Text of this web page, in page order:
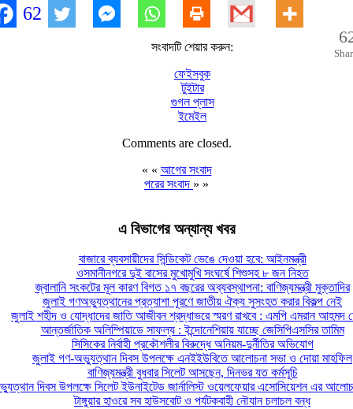
62
সংবাদটি শেয়ার করুন:
ফেইসবুক
টুইটার
গুগল প্লাস
ইমেইল
Comments are closed.
« « আগের সংবাদ
পরের সংবাদ » »
এ বিভাগের অন্যান্য খবর
বাজারে ব্যবসায়ীদের সিন্ডিকেট ভেঙে দেওয়া হবে: আইনমন্ত্রী
ওসমানীনগরে দুই বাসের মুখোমুখি সংঘর্ষে শিশুসহ ৮ জন নিহত
জ্বালানি সংকটের মূল কারণ বিগত ১৭ বছরের অব্যবস্থাপনা: বাণিজ্যমন্ত্রী মুক্তাদির
জুলাই গণঅভ্যুত্থানের প্রত্যাশা পূরণে জাতীয় ঐক্য সুসংহত করার বিকল্প নেই
জুলাই শহীদ ও যোদ্ধাদের জাতি আজীবন শ্রদ্ধাভরে স্মরণ রাখবে : এমপি এমরান আহমদ
আন্তর্জাতিক অলিম্পিয়াডে সাফল্য : ইন্দোনেশিয়ায় যাচ্ছে জেসিপিএসসির তামিম
সিসিকের নির্বাহী প্রকৌশলীর বিরুদ্ধে অনিয়ম-দুর্নীতির অভিযোগ
জুলাই গণ-অভ্যুত্থান দিবস উপলক্ষে এনইইউবিতে আলোচনা সভা ও দোয়া মাহফিল
বাণিজ্যমন্ত্রী বুধবার সিলেট আসছেন, দিনভর যত কর্মসূচি
দিবস উপলক্ষে সিলেট ইউনাইটেড জার্নালিস্ট ওয়েলফেয়ার এসোসিয়েশন এর
টাঙ্গুয়ার হাওরে সব হাউসবোট ও পর্যটকবাহী নৌযান চলাচল বন্ধ